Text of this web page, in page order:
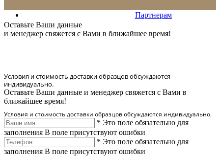
Партнерам
* Количество доставляемых образцов ограничено в 6 шт.
Оставьте Ваши данные
и менеджер свяжется с Вами в ближайшее время!
Условия и стоимость доставки образцов обсуждаются
индивидуально.
Оставьте Ваши данные и менеджер свяжется с Вами в
ближайшее время!
Условия и стоимость доставки образцов обсуждаются индивидуально.
* Это поле обязательно для
заполнения В поле присутствуют ошибки
* Это поле обязательно для
заполнения В поле присутствуют ошибки